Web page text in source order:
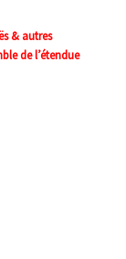
& autres
de l’étendue